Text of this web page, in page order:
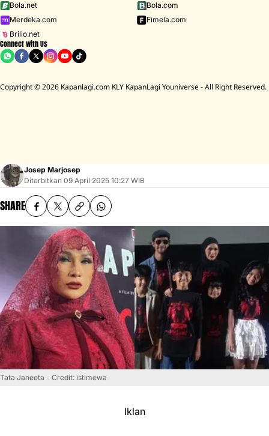
Bola.net
Bola.com
Merdeka.com
Fimela.com
Brilio.net
Connect with Us
Copyright © 2026 Kapanlagi.com KLY KapanLagi Youniverse - All Right Reserved.
D ACADEMY 8 Raisa
Home Showbiz Selebriti Tata Janeeta
Josep Marjosep
Diterbitkan 09 April 2025 10:27 WIB
SHARE
Tata Janeeta - Credit: istimewa
Iklan